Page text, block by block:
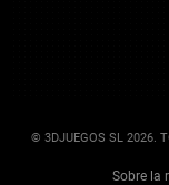
© 3DJUEGOS SL 2026.
Sobre la